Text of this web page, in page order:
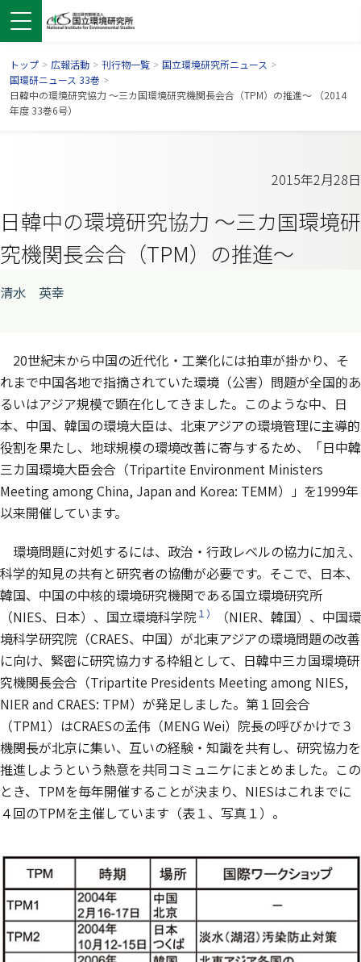
ウで開きます）
ンドウで開きます）
ウインドウで開きます）
トップ > 広報活動 > 刊行物一覧 > 国立環境研究所ニュース >
国環研ニュース 33巻 >
日韓中の環境研究協力 ～三カ国環境研究機関長会合（TPM）の推進～ （2014
年度 33巻6号）
2015年2月28日
日韓中の環境研究協力 ～三カ国環境研
究機関長会合（TPM）の推進～
清水 英幸
20世紀末から中国の近代化・工業化には拍車が掛かり、そ
れまで中国各地で指摘されていた環境（公害）問題が全国的あ
るいはアジア規模で顕在化してきました。このような中、日
本、中国、韓国の環境大臣は、北東アジアの環境管理に主導的
役割を果たし、地球規模の環境改善に寄与するため、「日中韓
三カ国環境大臣会合（Tripartite Environment Ministers
Meeting among China, Japan and Korea: TEMM）」を1999年
以来開催しています。
環境問題に対処するには、政治・行政レベルの協力に加え、
科学的知見の共有と研究者の協働が必要です。そこで、日本、
韓国、中国の中核的環境研究機関である国立環境研究所
（NIES、日本）、国立環境科学院 １）
（NIER、韓国）、中国環
境科学研究院（CRAES、中国）が北東アジアの環境問題の改善
に向け、緊密に研究協力する枠組として、日韓中三カ国環境研
究機関長会合（Tripartite Presidents Meeting among NIES,
NIER and CRAES: TPM）が発足しました。第１回会合
（TPM1）はCRAESの孟伟（MENG Wei）院長の呼びかけで３
機関長が北京に集い、互いの経験・知識を共有し、研究協力を
推進しようという熱意を共同コミュニケにまとめました。この
とき、TPMを毎年開催することが決まり、NIESはこれまでに
４回のTPMを主催しています（表１、写真１）。